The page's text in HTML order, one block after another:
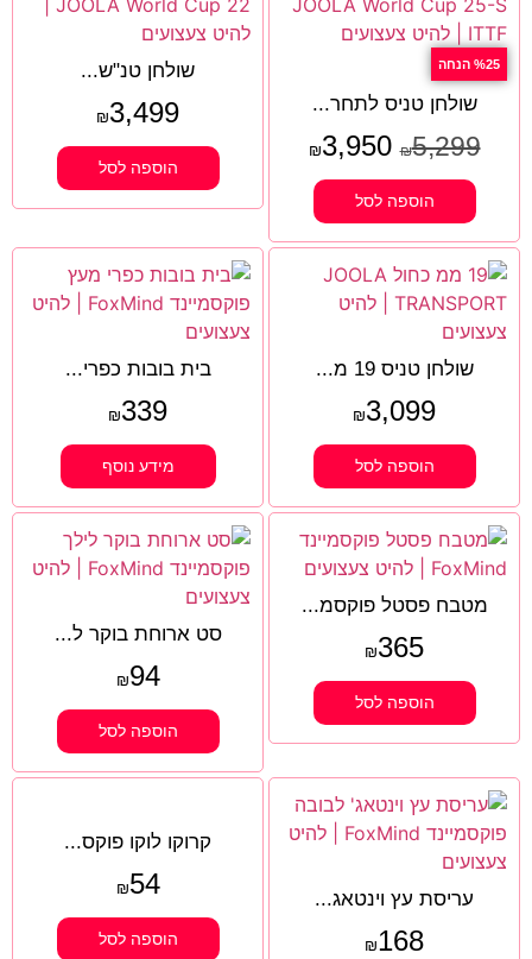
%25 הנחה
שולחן טניס לתחר...
₪5,299
₪3,950
הוספה לסל
שולחן טנ"ש...
₪3,499
הוספה לסל
שולחן טניס 19 מ...
₪3,099
הוספה לסל
בית בובות כפרי...
₪339
מידע נוסף
מטבח פסטל פוקסמ...
₪365
הוספה לסל
סט ארוחת בוקר ל...
₪94
הוספה לסל
עריסת עץ וינטאג...
₪168
קרוקו לוקו פוקס...
₪54
הוספה לסל